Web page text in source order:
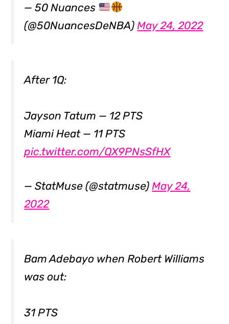
— 50 Nuances
(@50NuancesDeNBA)May 24, 2022
After 1Q:
Jayson Tatum — 12 PTS
Miami Heat — 11 PTS
pic.twitter.com/QX9PNsSfHX
— StatMuse (@statmuse)May 24,
2022
Bam Adebayo when Robert Williams
was out:
31 PTS